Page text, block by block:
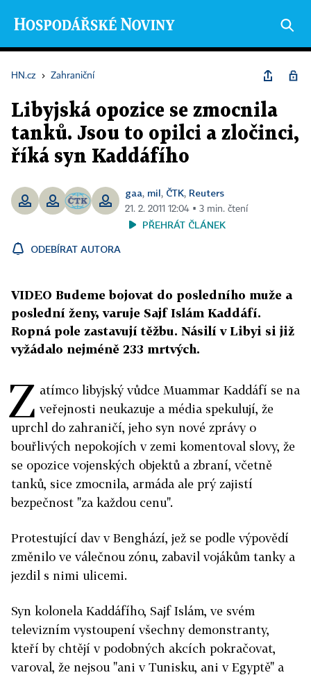
HN.cz › Zahraniční
Libyjská opozice se zmocnila
tanků. Jsou to opilci a zločinci,
říká syn Kaddáfího
gaa, mil, ČTK, Reuters
21. 2. 2011 12:04 ▪ 3 min. čtení
PŘEHRÁT ČLÁNEK
ODEBÍRAT AUTORA
VIDEO Budeme bojovat do posledního muže a
poslední ženy, varuje Sajf Islám Kaddáfí.
Ropná pole zastavují těžbu. Násilí v Libyi si již
vyžádalo nejméně 233 mrtvých.
Z atímco libyjský vůdce Muammar Kaddáfí se na
veřejnosti neukazuje a média spekulují, že
uprchl do zahraničí, jeho syn nové zprávy o
bouřlivých nepokojích v zemi komentoval slovy, že
se opozice vojenských objektů a zbraní, včetně
tanků, sice zmocnila, armáda ale prý zajistí
bezpečnost "za každou cenu".
Protestující dav v Benghází, jež se podle výpovědí
změnilo ve válečnou zónu, zabavil vojákům tanky a
jezdil s nimi ulicemi.
Syn kolonela Kaddáfího, Sajf Islám, ve svém
televizním vystoupení všechny demonstranty,
kteří by chtějí v podobných akcích pokračovat,
varoval, že nejsou "ani v Tunisku, ani v Egyptě" a